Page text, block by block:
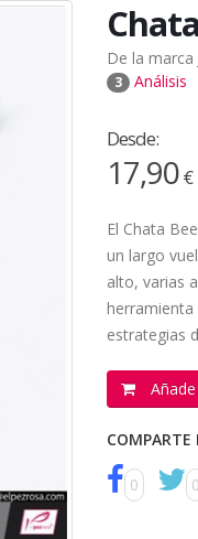
De la marca
3 Análisis
Desde:
17,90€
El Chata
un largo
alto, varias
herramienta
estrategias
0 0